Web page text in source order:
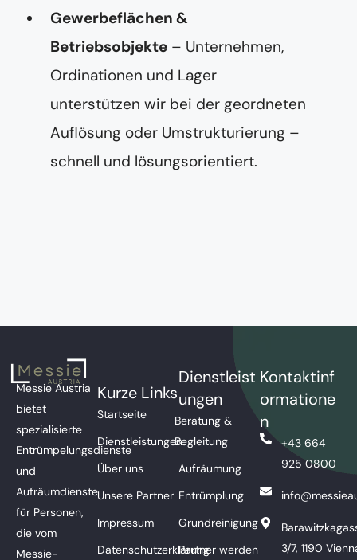
Gewerbeflächen &
Betriebsobjekte – Unternehmen,
Ordinationen und Lager
unterstützen wir bei der geordneten
Auflösung oder Umstrukturierung –
schnell und lösungsorientiert.
Messie Austria
bietet
spezialisierte
Entrümpelungsdienste
und
Aufräumdienste
für Personen,
die vom
Messie-
Kurze Links
Startseite
Dienstleistungen
Über uns
Unsere Partner
Impressum
Datenschutzerklärung
Dienstleist
ungen
Beratung &
Begleitung
Aufräumung
Entrümplung
Grundreinigung
Partner werden
Kontaktinf
ormatione
n
+43 664
925 0800
3/7, 1190